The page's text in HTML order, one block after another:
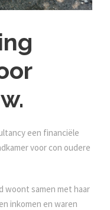
een financiële
voor con oudere
woont samen met haar
inkomen en waren